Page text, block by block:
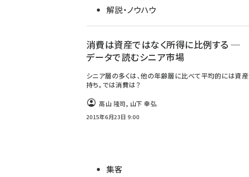
解説・ノウハウ
消費は資産ではなく所得に比例する ─
データで読むシニア市場
シニア層の多くは、他の年齢層に比べて平均的には資産
持ち。では消費は？
高山 隆司, 山下 幸弘
2015年6月23日 9:00
集客